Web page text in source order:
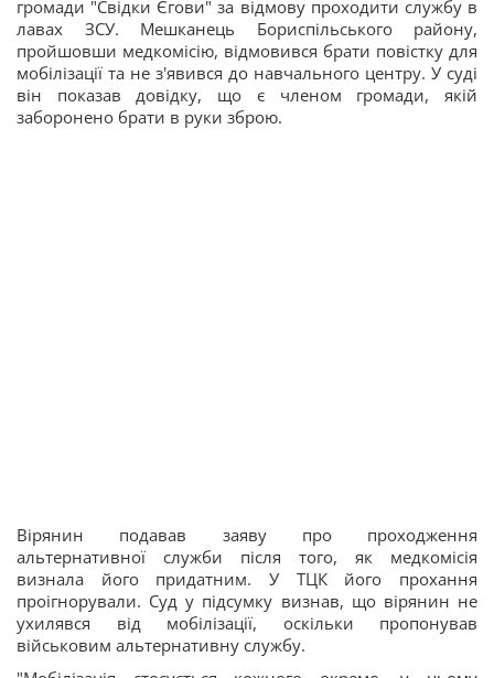
громади "Свідки Єгови" за відмову проходити службу в
лавах ЗСУ. Мешканець Бориспільського району,
пройшовши медкомісію, відмовився брати повістку для
мобілізації та не з'явився до навчального центру. У суді
він показав довідку, що є членом громади, якій
заборонено брати в руки зброю.
Вірянин подавав заяву про проходження
альтернативної служби після того, як медкомісія
визнала його придатним. У ТЦК його прохання
проігнорували. Суд у підсумку визнав, що вірянин не
ухилявся від мобілізації, оскільки пропонував
військовим альтернативну службу.